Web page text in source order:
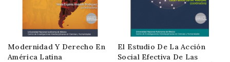
Modernidad Y Derecho En
América Latina
El Estudio De La Acción
Social Efectiva De Las